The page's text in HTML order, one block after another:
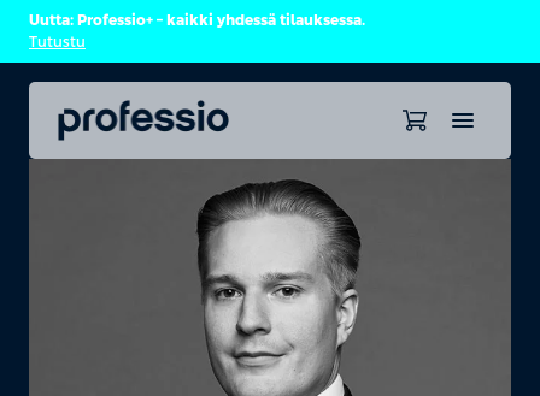
Uutta: Professio+ – kaikki yhdessä tilauksessa.
Tutustu